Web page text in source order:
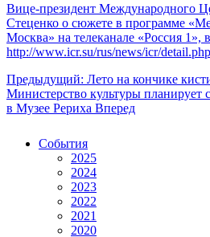
Вице-президент Международного
Стеценко о сюжете в программе
Москва» на телеканале «Россия
http://www.icr.su/rus/news/icr/
Предыдущий: Лето на кончике
Министерство культуры планирует
в Музее Рериха Вперед
События
2025
2024
2023
2022
2021
2020